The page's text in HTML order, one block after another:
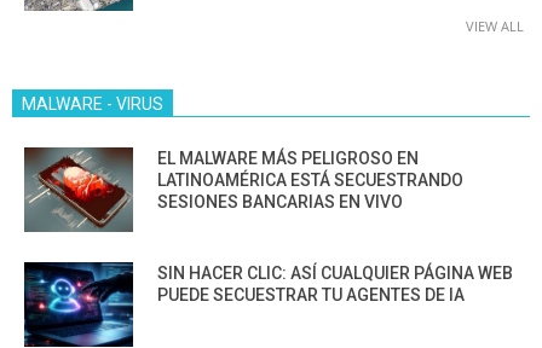
VIEW ALL
MALWARE - VIRUS
EL MALWARE MÁS PELIGROSO EN
LATINOAMÉRICA ESTÁ SECUESTRANDO
SESIONES BANCARIAS EN VIVO
SIN HACER CLIC: ASÍ CUALQUIER PÁGINA WEB
PUEDE SECUESTRAR TU AGENTES DE IA